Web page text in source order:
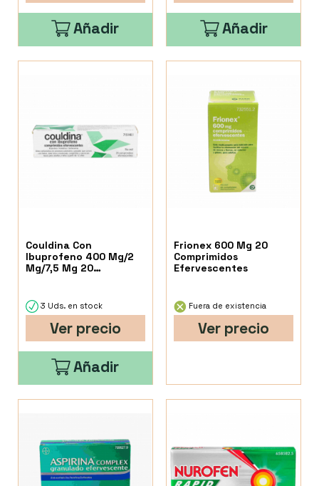
Añadir Añadir
Couldina Con
Ibuprofeno 400 Mg/2
Mg/7,5 Mg 20
3 Uds. en stock
Ver precio
Añadir
Frionex 600 Mg 20
Comprimidos
Efervescentes
Fuera de existencia
Ver precio